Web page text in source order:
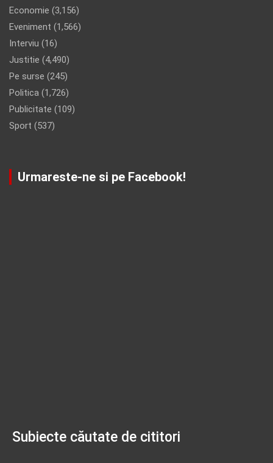
Economie (3,156)
Eveniment (1,566)
Interviu (16)
Justitie (4,490)
Pe surse (245)
Politica (1,726)
Publicitate (109)
Sport (537)
Urmareste-ne si pe Facebook!
Subiecte căutate de cititori